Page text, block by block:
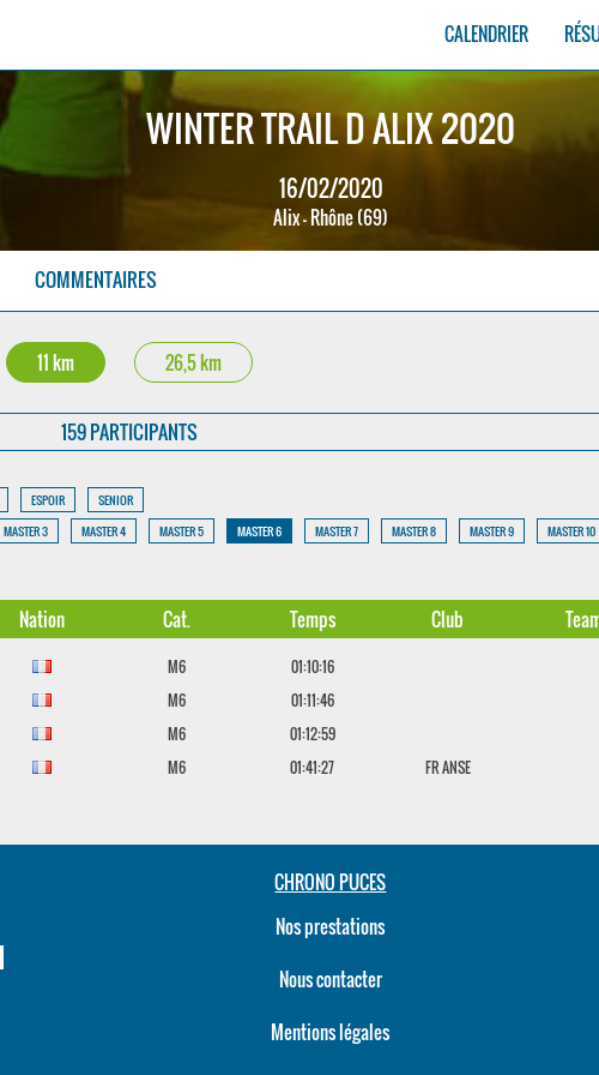
CALENDRIER
WINTER TRAIL D ALIX 2020
16/02/2020
Alix - Rhône (69)
COMMENTAIRES
11 km 26,5 km
159 PARTICIPANTS
ESPOIR
SENIOR
MASTER 3 MASTER 4 MASTER 5 MASTER 6 MASTER 7 MASTER 8 MASTER 9 MASTER 10
Nation Cat. Temps Club
M6
01:10:16
M6
01:11:46
M6
01:12:59
M6 01:41:27 FR ANSE
CHRONO PUCES
Nos prestations
Nous contacter
Mentions légales